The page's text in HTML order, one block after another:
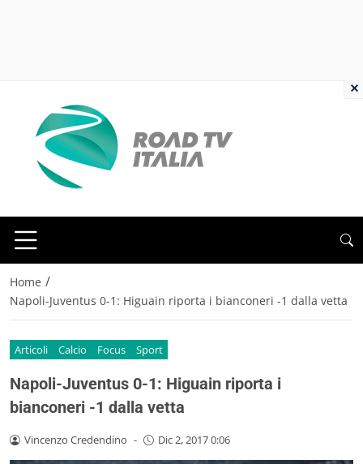
Home /
Napoli-Juventus 0-1: Higuain riporta i bianconeri -1 dalla vetta
Articoli Calcio Focus Sport
Napoli-Juventus 0-1: Higuain riporta i
bianconeri -1 dalla vetta
Vincenzo Credendino - Dic 2, 2017 0:06
×